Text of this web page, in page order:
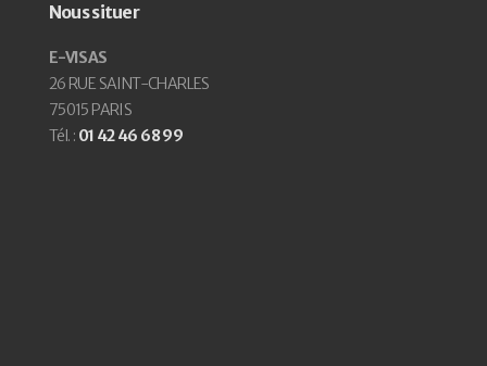
Nous situer
E-VISAS
26 RUE SAINT-CHARLES
75015 PARIS
Tél. : 01 42 46 68 99